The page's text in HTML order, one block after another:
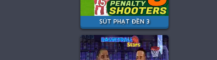
SÚT PHẠT ĐỀN 3